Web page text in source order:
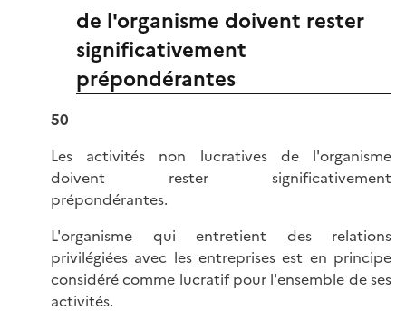
de l'organisme doivent rester
significativement
prépondérantes
50
Les activités non lucratives de l'organisme
doivent rester significativement
prépondérantes.
L'organisme qui entretient des relations
privilégiées avec les entreprises est en principe
considéré comme lucratif pour l'ensemble de ses
activités.